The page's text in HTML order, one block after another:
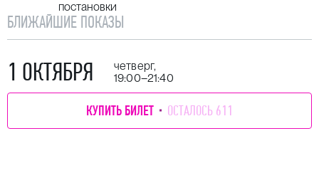
постановки
БЛИЖАЙШИЕ ПОКАЗЫ
1 ОКТЯБРЯ
четверг,
19:00–21:40
КУПИТЬ БИЛЕТ ОСТАЛОСЬ 611